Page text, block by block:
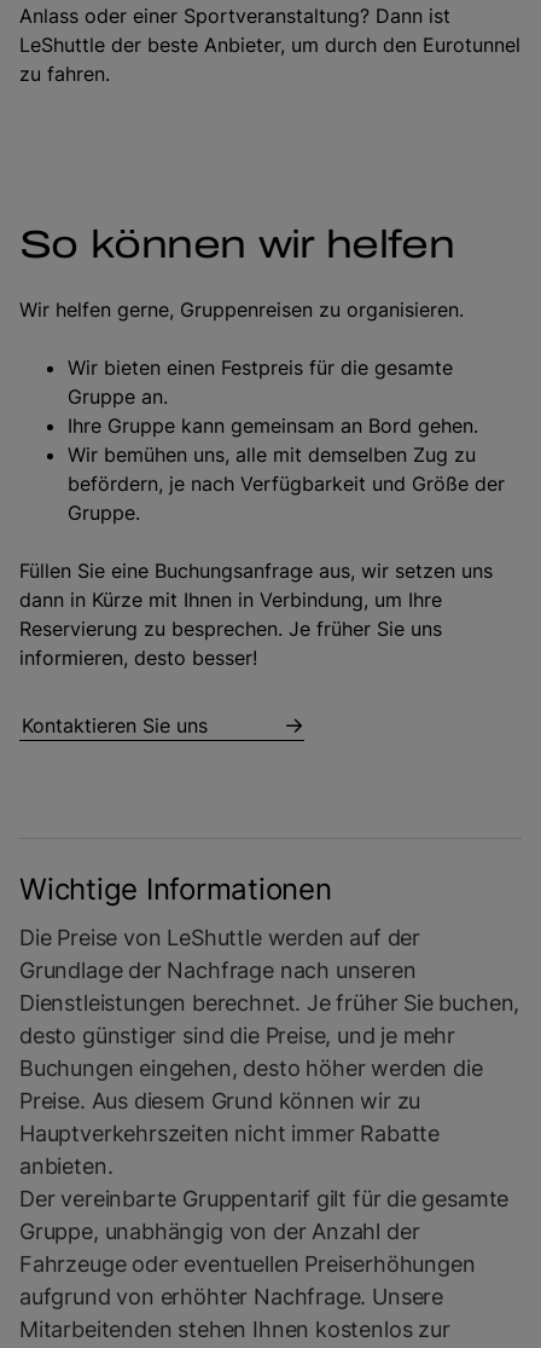
Anlass oder einer Sportveranstaltung? Dann ist
LeShuttle der beste Anbieter, um durch den Eurotunnel
zu fahren.
So können wir helfen
Wir helfen gerne, Gruppenreisen zu organisieren.
Wir bieten einen Festpreis für die gesamte
Gruppe an.
Ihre Gruppe kann gemeinsam an Bord gehen.
Wir bemühen uns, alle mit demselben Zug zu
befördern, je nach Verfügbarkeit und Größe der
Gruppe.
Füllen Sie eine Buchungsanfrage aus, wir setzen uns
dann in Kürze mit Ihnen in Verbindung, um Ihre
Reservierung zu besprechen. Je früher Sie uns
informieren, desto besser!
Kontaktieren Sie uns
Wichtige Informationen
Die Preise von LeShuttle werden auf der
Grundlage der Nachfrage nach unseren
Dienstleistungen berechnet. Je früher Sie buchen,
desto günstiger sind die Preise, und je mehr
Buchungen eingehen, desto höher werden die
Preise. Aus diesem Grund können wir zu
Hauptverkehrszeiten nicht immer Rabatte
anbieten.
Der vereinbarte Gruppentarif gilt für die gesamte
Gruppe, unabhängig von der Anzahl der
Fahrzeuge oder eventuellen Preiserhöhungen
aufgrund von erhöhter Nachfrage. Unsere
Mitarbeitenden stehen Ihnen kostenlos zur